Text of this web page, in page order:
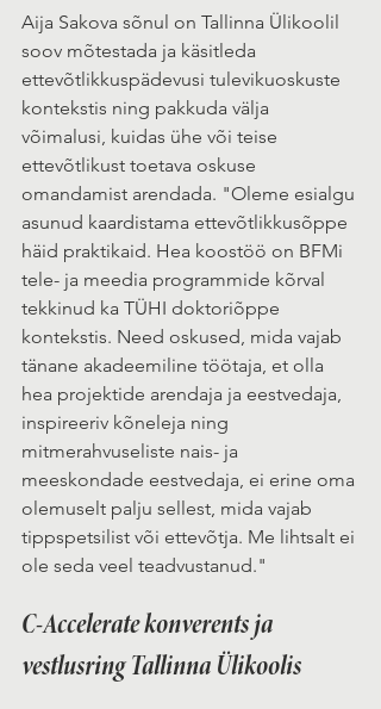
Aija Sakova sõnul on Tallinna Ülikoolil
soov mõtestada ja käsitleda
ettevõtlikkuspädevusi tulevikuoskuste
kontekstis ning pakkuda välja
võimalusi, kuidas ühe või teise
ettevõtlikust toetava oskuse
omandamist arendada. "Oleme esialgu
asunud kaardistama ettevõtlikkusõppe
häid praktikaid. Hea koostöö on BFMi
tele- ja meedia programmide kõrval
tekkinud ka TÜHI doktoriõppe
kontekstis. Need oskused, mida vajab
tänane akadeemiline töötaja, et olla
hea projektide arendaja ja eestvedaja,
inspireeriv kõneleja ning
mitmerahvuseliste nais- ja
meeskondade eestvedaja, ei erine oma
olemuselt palju sellest, mida vajab
tippspetsilist või ettevõtja. Me lihtsalt ei
ole seda veel teadvustanud."
C-Accelerate konverents ja
vestlusring Tallinna Ülikoolis